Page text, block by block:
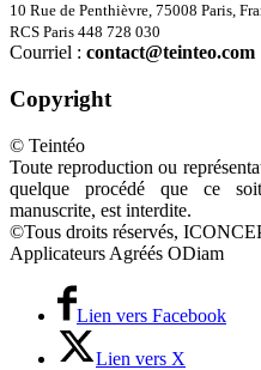
10 Rue de Penthièvre, 75008 Paris,
RCS Paris 448 728 030
Courriel : contact@teinteo.com
Copyright
© Teintéo
Toute reproduction ou
quelque procédé que ce
manuscrite, est interdite.
©Tous droits réservés,
Applicateurs Agréés ODiam
Lien vers Facebook
Lien vers X